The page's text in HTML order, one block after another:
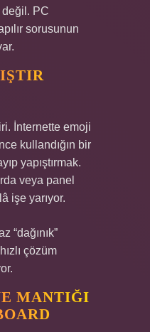
PC
sorusunun
İnternette emoji
kullandığın bir
yapıştırmak.
veya panel
işe yarıyor.
“dağınık”
çözüm
MANTIĞI